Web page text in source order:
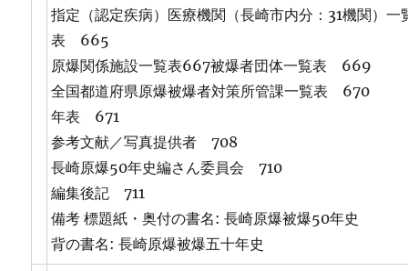
指定（認定疾病）医療機関（長崎市内分：31機関）一
表 665
原爆関係施設一覧表667被爆者団体一覧表 669
全国都道府県原爆被爆者対策所管課一覧表 670
年表 671
参考文献／写真提供者 708
長崎原爆50年史編さん委員会 710
編集後記 711
備考 標題紙・奥付の書名: 長崎原爆被爆50年史
背の書名: 長崎原爆被爆五十年史